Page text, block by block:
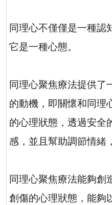
同理心不僅僅是一種認
它是一種心態。
同理心聚焦療法提供了
的動機，即關懷和同理
的心理狀態，透過安全
感，並且幫助調節情緒
同理心聚焦療法能夠創
創傷的心理狀態，能夠